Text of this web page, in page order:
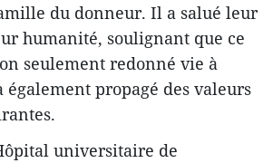
du donneur. Il a salué leur
humanité, soulignant que ce
seulement redonné vie à
également propagé des valeurs
universitaire de